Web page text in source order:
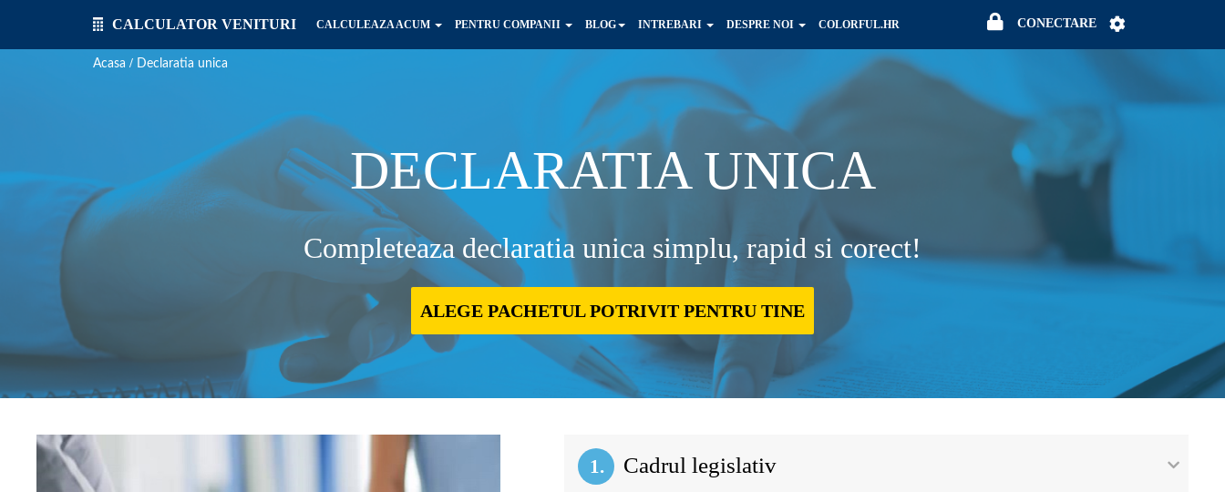
CONECTARE
CONECTARE
CALCULATOR VENITURI CALCULEAZA ACUM PENTRU COMPANII BLOG INTREBARI DESPRE NOI COLORFUL.HR
Acasa / Declaratia unica
DECLARATIA UNICA
Completeaza declaratia unica simplu, rapid si corect!
ALEGE PACHETUL POTRIVIT PENTRU TINE
1. Cadrul legislativ